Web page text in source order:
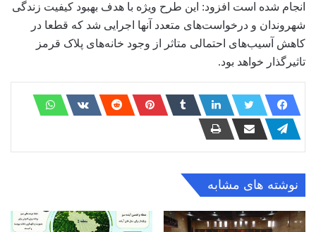
انجام شده است افزود: این طرح ویژه با هدف بهبود کیفیت زندگی
شهروندان و درخواست‌های متعدد آنها اجرایی شد که قطعا در
کاهش آسیب‌های احتمالی متاثر از وجود خانه‌های پلاک قرمز
تاثیرگذار خواهد بود.
نوشته های مشابه